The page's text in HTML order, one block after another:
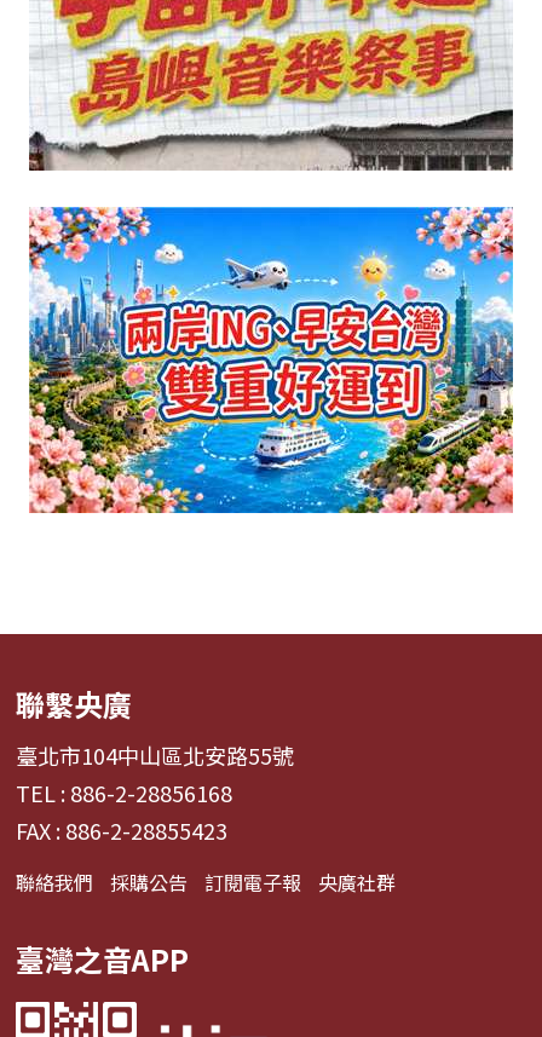
聯繫央廣
臺北市104中山區北安路55號
TEL : 886-2-28856168
FAX : 886-2-28855423
聯絡我們 採購公告 訂閱電子報 央廣社群
臺灣之音APP